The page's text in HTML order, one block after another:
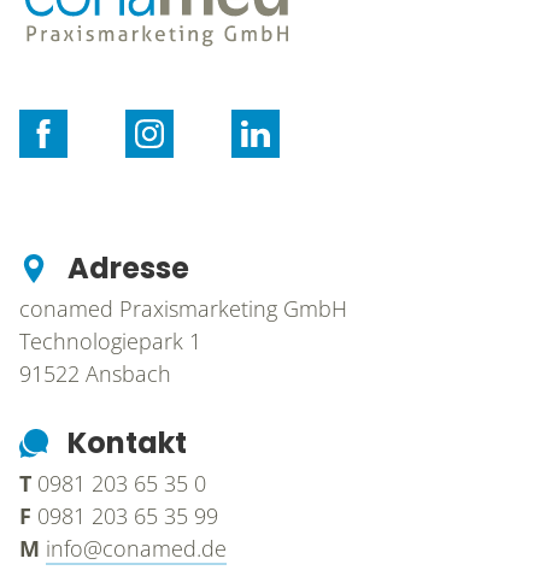
Adresse
conamed Praxismarketing GmbH
Technologiepark 1
91522 Ansbach
Kontakt
T 0981 203 65 35 0
F 0981 203 65 35 99
M info@conamed.de